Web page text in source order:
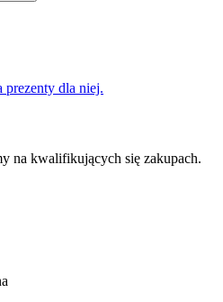
prezenty dla niej.
na kwalifikujących się zakupach.